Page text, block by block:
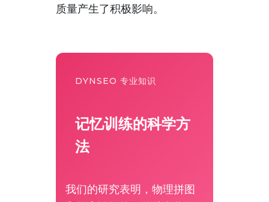
质量产生了积极影响。
DYNSEO 专业知识
记忆训练的科学方
法
我们的研究表明，物理拼图